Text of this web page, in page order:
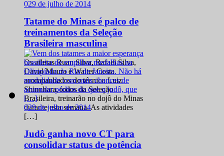
029 de julho de 2014
Tatame do Minas é palco de
treinamentos da Seleção
Brasileira masculina
Os atletas Ruan Silva, Rafael Silva,
David Moura e Walter Costa
acompanhados do técnico Luiz
Shinohara, todos da Seleção
Brasileira, treinarão no dojô do Minas
durante esta semana. As atividades
[…]
029 de julho de 2014
Judô ganha novo CT para
consolidar status de potência